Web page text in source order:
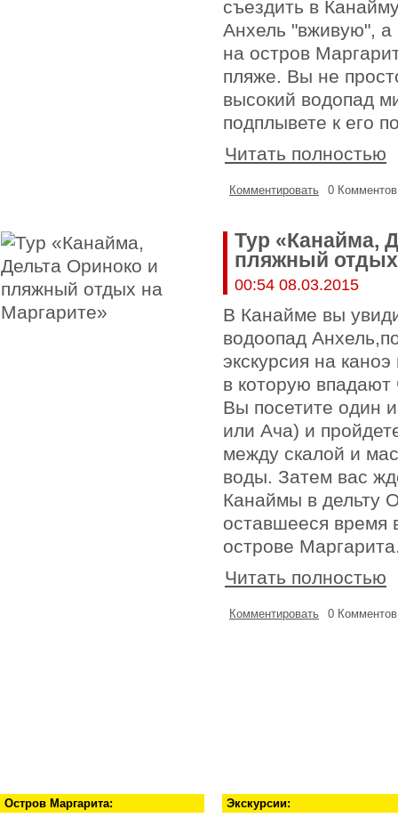
съездить в
Анхель "вживую", а
на остров
пляже. Вы не
высокий водопад
подплывете к его
Читать полностью
Комментировать 0 Комментов
Тур «Канайма,
пляжный отдых
00:54 08.03.2015
В Канайме вы
водоопад
экскурсия на
в которую
Вы посетите один
или Ача) и
между скалой и
воды. Затем вас
Канаймы в дельту
оставшееся время
острове
Читать полностью
Комментировать 0 Комментов
Остров Маргарита: Экскурсии: